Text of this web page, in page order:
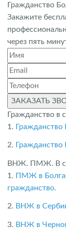
Гражданство
Закажите
через пять
ЗАКАЗАТЬ
Гражданство в
1. Гражданство
2.
ВНЖ. ПМЖ. В
1. ПМЖ в
гражданство.
2. ВНЖ в
3. ВНЖ в